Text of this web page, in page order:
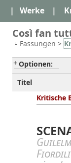
| Werke |
Così fan
Fassungen >
Optionen:
Titel
Kritische